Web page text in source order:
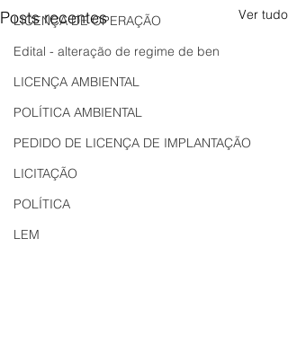
LICENÇA DE OPERAÇÃO
Edital - alteração de regime de ben
LICENÇA AMBIENTAL
POLÍTICA AMBIENTAL
PEDIDO DE LICENÇA DE IMPLANTAÇÃO
LICITAÇÃO
POLÍTICA
LEM
Posts recentes Ver tudo